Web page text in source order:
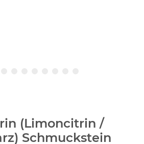
(Limoncitrin /
Schmuckstein